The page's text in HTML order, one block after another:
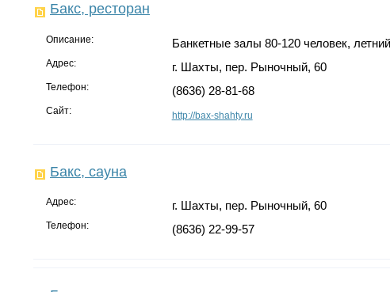
Бакс, ресторан
Описание: Банкетные залы 80-120 человек,
Адрес: г. Шахты, пер. Рыночный, 60
Телефон: (8636) 28-81-68
Сайт: http://bax-shahty.ru
Бакс, сауна
Адрес: г. Шахты, пер. Рыночный, 60
Телефон: (8636) 22-99-57